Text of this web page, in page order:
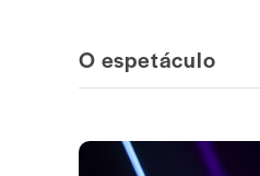
O espetáculo